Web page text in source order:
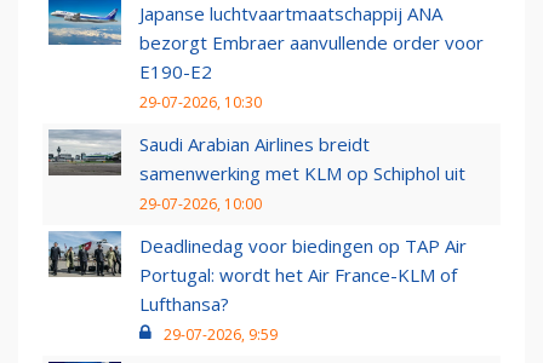
Japanse luchtvaartmaatschappij ANA
bezorgt Embraer aanvullende order voor
E190-E2
29-07-2026, 10:30
Saudi Arabian Airlines breidt
samenwerking met KLM op Schiphol uit
29-07-2026, 10:00
Deadlinedag voor biedingen op TAP Air
Portugal: wordt het Air France-KLM of
Lufthansa?
29-07-2026, 9:59